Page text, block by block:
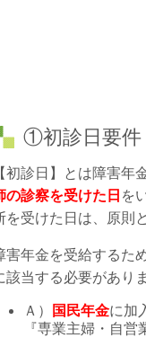
①初診日要件
【初診日】とは障害年
の診察を受けた日 を
を受けた日は、原則
害年金を受給するた
該当する必要があり
Ａ） 国民年金に加
『専業主婦・自営